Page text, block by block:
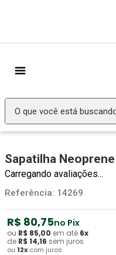
Sapatilha
Carregando avaliações...
Referência: 14269
R$ 80,75no Pix
ou R$ 85,00 em até 6x
de R$ 14,16 sem juros
ou 12x com juros